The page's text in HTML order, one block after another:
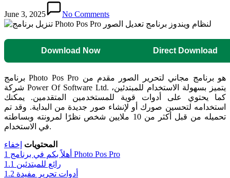
June 3, 2025 No Comments
Download Now Direct Download
برنامج Photo Pos Pro هو برنامج مجاني لتحرير الصور مقدم من
شركة Power Of Software Ltd. يتميز بسهولة الاستخدام للمبتدئين،
كما يحتوي على أدوات قوية للمستخدمين المتقدمين. يمكنك
استخدامه لتحسين صورك أو لإنشاء صور جديدة من البداية. وقد تم
تحميله من قبل أكثر من 10 ملايين شخص نظرًا لمرونته وبساطته
في الاستخدام.
المحتويات إخفاء
1
أهلاً بكم في برنامج Photo Pos Pro
1.1 رائع للمبتدئين
1.2 أدوات تحرير مفيدة